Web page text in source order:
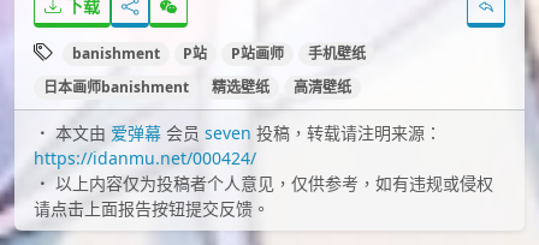
id=75601088